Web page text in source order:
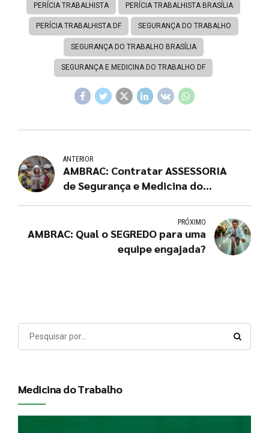
PERÍCIA TRABALHISTA PERÍCIA TRABALHISTA BRASÍLIA
PERÍCIA TRABALHISTA DF SEGURANÇA DO TRABALHO
SEGURANÇA DO TRABALHO BRASÍLIA
SEGURANÇA E MEDICINA DO TRABALHO DF
ANTERIOR
AMBRAC: Contratar ASSESSORIA
de Segurança e Medicina do
PRÓXIMO
AMBRAC: Qual o SEGREDO para uma
equipe engajada?
Medicina do Trabalho